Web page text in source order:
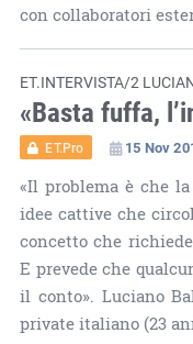
con collaboratori
ET.INTERVISTA/2
«Basta fuffa,
ET.Pro 15 Nov
«Il problema è che
idee cattive che
concetto che
E prevede che
il conto». Luciano
private italiano (23